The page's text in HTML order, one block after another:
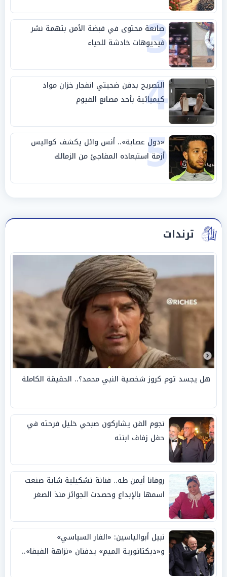
3
صانعة محتوى في قبضة الأمن بتهمة نشر
فيديوهات خادشة للحياء
4
التصريح بدفن ضحيتي انفجار خزان مواد
كيميائية بأحد مصانع الفيوم
5
«دول عصابة».. أنس وائل يكشف كواليس
أزمة استبعاده المفاجئ من الزمالك
ترندات
هل يجسد توم كروز شخصية النبي محمد؟.. الحقيقة الكاملة
نجوم الفن يشاركون صبحي خليل فرحته في
حفل زفاف ابنته
روفانا أيمن طه.. فنانة تشكيلية شابة صنعت
اسمها بالإبداع وحصدت الجوائز منذ الصغر
نبيل أبوالياسين: «الفار السياسي»
و«ديكتاتورية الميم» يدفنان «نزاهة الفيفا»..